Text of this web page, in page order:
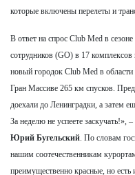
которые включены перелеты и
В ответ на спрос Club Med в
сотрудников (GO) в 17
новый городок Club Med в
Гран Массиве 265 км спусков.
доехали до Ленинградки, а затем
За неделю не успеете заскучать!»,
Юрий Бугельский . По словам
нашим соотечественникам
преимущественно красные, но